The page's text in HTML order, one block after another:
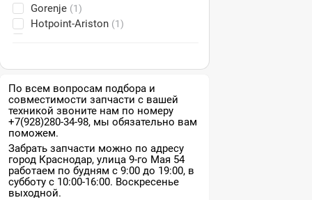
Gorenje (1)
Hotpoint-Ariston (1)
Samsung (2)
Siemens (6)
Zanussi (1)
По всем вопросам подбора и
совместимости запчасти с вашей
техникой звоните нам по номеру
+7(928)280-34-98, мы обязательно вам
поможем.
Забрать запчасти можно по адресу
город Краснодар, улица 9-го Мая 54
работаем по будням с 9:00 до 19:00, в
субботу с 10:00-16:00. Воскресенье
выходной.